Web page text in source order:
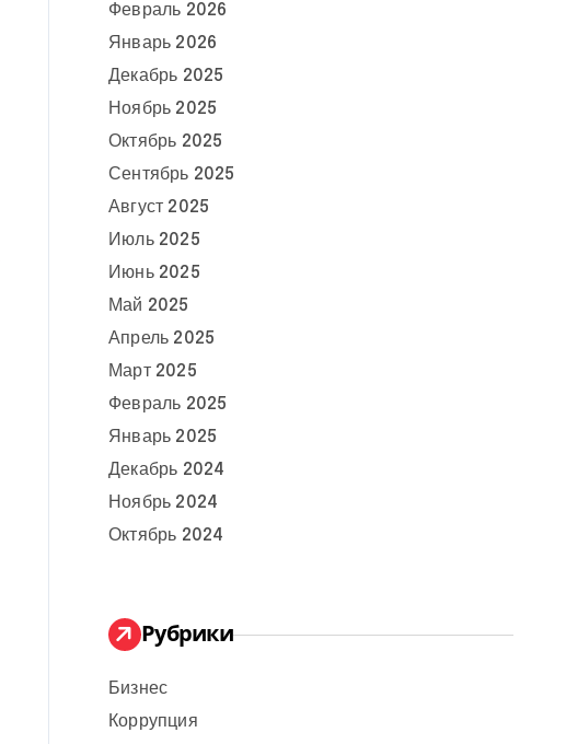
Февраль 2026
Январь 2026
Декабрь 2025
Ноябрь 2025
Октябрь 2025
Сентябрь 2025
Август 2025
Июль 2025
Июнь 2025
Май 2025
Апрель 2025
Март 2025
Февраль 2025
Январь 2025
Декабрь 2024
Ноябрь 2024
Октябрь 2024
Рубрики
Бизнес
Коррупция